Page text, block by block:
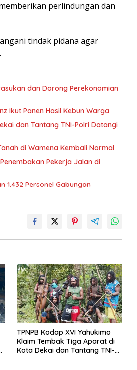
perlindungan dan
tindak pidana agar
dan Dorong Perekonomian
Ikut Panen Hasil Kebun Warga
dan Tantang TNI-Polri Datangi
di Wamena Kembali Normal
Pekerja Jalan di
1.432 Personel Gabungan
TPNPB Kodap XVI Yahukimo
Klaim Tembak Tiga Aparat di
Kota Dekai dan Tantang TNI-